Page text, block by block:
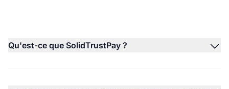
Qu'est-ce que SolidTrustPay ?